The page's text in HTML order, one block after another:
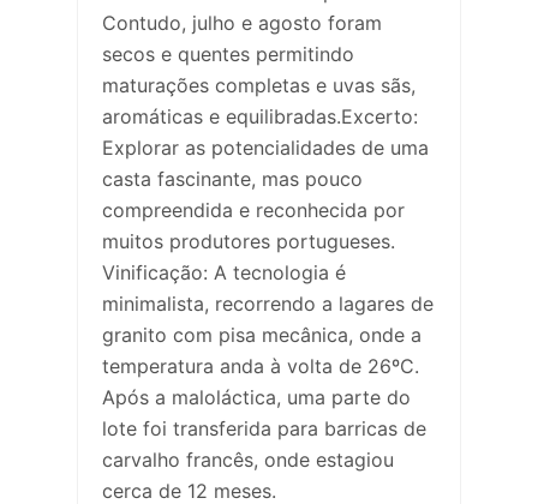
Contudo, julho e agosto foram
secos e quentes permitindo
maturações completas e uvas sãs,
aromáticas e equilibradas.Excerto:
Explorar as potencialidades de uma
casta fascinante, mas pouco
compreendida e reconhecida por
muitos produtores portugueses.
Vinificação: A tecnologia é
minimalista, recorrendo a lagares de
granito com pisa mecânica, onde a
temperatura anda à volta de 26ºC.
Após a maloláctica, uma parte do
lote foi transferida para barricas de
carvalho francês, onde estagiou
cerca de 12 meses.